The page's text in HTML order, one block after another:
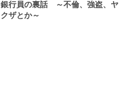
銀行員の裏話 ～不倫、強盗、ヤ
クザとか～